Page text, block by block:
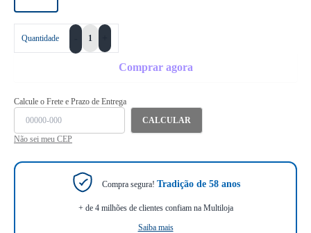
Quantidade
Comprar agora
Calcule o Frete e Prazo de Entrega
CALCULAR
Não sei meu CEP
Compra segura! Tradição de 58 anos
+ de 4 milhões de clientes confiam na Multiloja
Saiba mais